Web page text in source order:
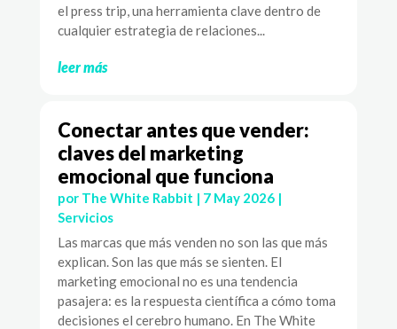
el press trip, una herramienta clave dentro de
cualquier estrategia de relaciones...
leer más
Conectar antes que vender:
claves del marketing
emocional que funciona
por The White Rabbit | 7 May 2026|
Servicios
Las marcas que más venden no son las que más
explican. Son las que más se sienten. El
marketing emocional no es una tendencia
pasajera: es la respuesta científica a cómo toma
decisiones el cerebro humano. En The White